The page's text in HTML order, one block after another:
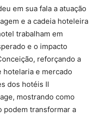
em sua fala a atuação
e a cadeia hoteleira
trabalham em
e o impacto
reforçando a
e mercado
dos hotéis Il
mostrando como
podem transformar a